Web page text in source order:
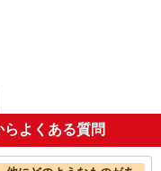
よくある質問